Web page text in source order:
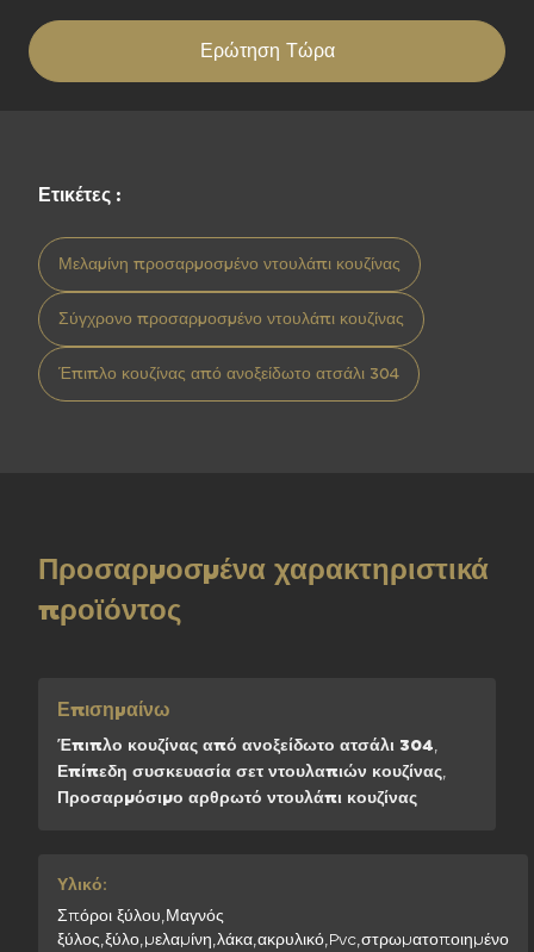
Ερώτηση Τώρα
Ετικέτες :
Μελαμίνη προσαρμοσμένο ντουλάπι κουζίνας
Σύγχρονο προσαρμοσμένο ντουλάπι κουζίνας
Έπιπλο κουζίνας από ανοξείδωτο ατσάλι 304
Προσαρμοσμένα χαρακτηριστικά
προϊόντος
Επισημαίνω
Έπιπλο κουζίνας από ανοξείδωτο ατσάλι 304,
Επίπεδη συσκευασία σετ ντουλαπιών κουζίνας,
Προσαρμόσιμο αρθρωτό ντουλάπι κουζίνας
Υλικό:
Σπόροι ξύλου,Μαγνός
ξύλος,ξύλο,μελαμίνη,λάκα,ακρυλικό,Pvc,στρωματοποιημένο